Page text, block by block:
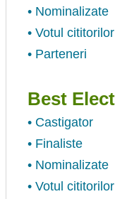
• Nominalizate
• Votul cititorilor
• Parteneri
Best
• Castigator
• Finaliste
• Nominalizate
• Votul cititorilor